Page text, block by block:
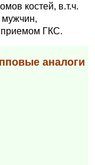
костей, в.т.ч.
мужчин,
приемом ГКС.
аналоги